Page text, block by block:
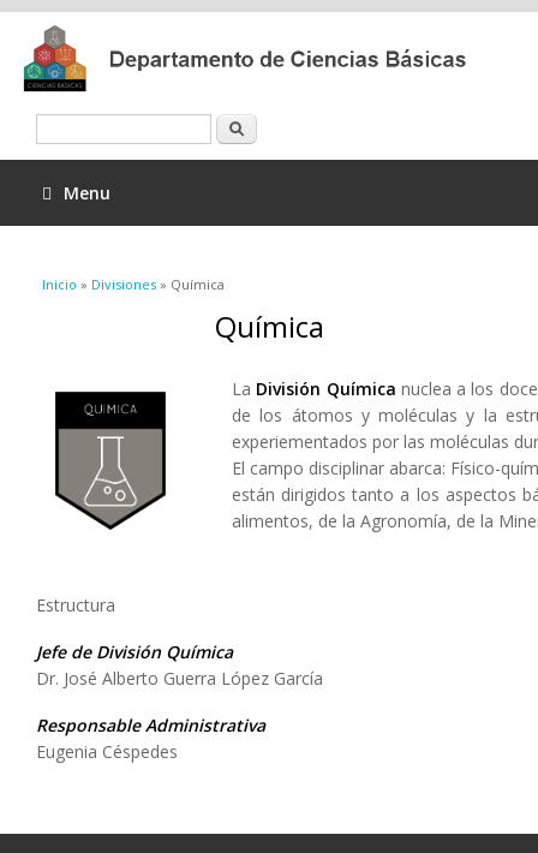
Menu
Se encuentra usted aquí
Inicio » Divisiones » Química
Química
La División Química nuclea a los
de los átomos y moléculas y la
experiementados por las moléculas
El campo disciplinar abarca: Físico-
están dirigidos tanto a los aspectos
alimentos, de la Agronomía, de la
Estructura
Jefe de División Química
Dr. José Alberto Guerra López García
ResponsableAdministrativa
Eugenia Céspedes